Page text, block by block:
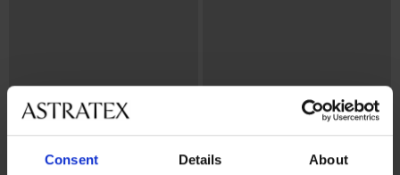
Consent Details About